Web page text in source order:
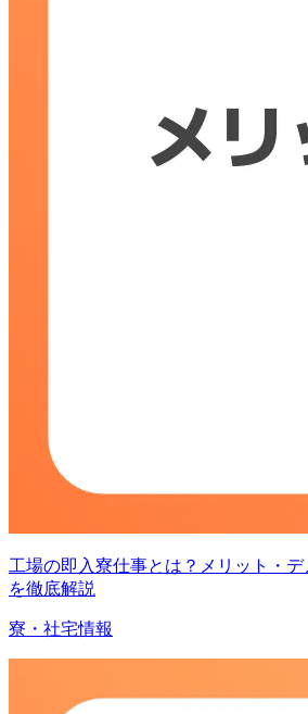
工場の即入寮仕事とは？メリット・
を徹底解説
寮・社宅情報